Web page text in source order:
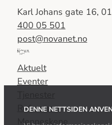
DENNE NETTSIDEN
Karl Johans gate 16,
400 05 501
post@novanet.no
Del
av
Nova
Group
Aktuelt
Eventer
Referanser
Menneskene